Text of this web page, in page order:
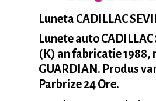
Luneta CADILLAC
Lunete auto CADILLAC
(K) an fabricatie 1988,
GUARDIAN. Produs
Parbrize 24 Ore.